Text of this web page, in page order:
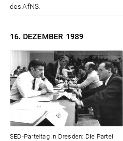
des AfNS.
16. DEZEMBER 1989
SED-Parteitag in Dresden: Die Partei